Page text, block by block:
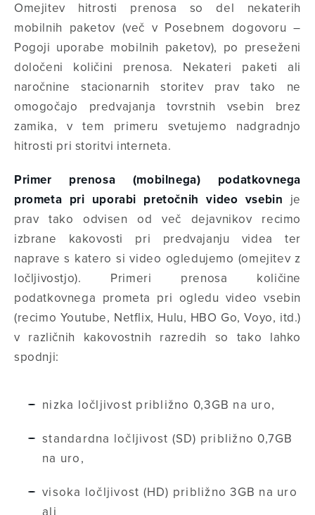
Omejitev hitrosti prenosa so del nekaterih
mobilnih paketov (več v Posebnem dogovoru –
Pogoji uporabe mobilnih paketov), po preseženi
določeni količini prenosa. Nekateri paketi ali
naročnine stacionarnih storitev prav tako ne
omogočajo predvajanja tovrstnih vsebin brez
zamika, v tem primeru svetujemo nadgradnjo
hitrosti pri storitvi interneta.
Primer prenosa (mobilnega) podatkovnega
prometa pri uporabi pretočnih video vsebin je
prav tako odvisen od več dejavnikov recimo
izbrane kakovosti pri predvajanju videa ter
naprave s katero si video ogledujemo (omejitev z
ločljivostjo). Primeri prenosa količine
podatkovnega prometa pri ogledu video vsebin
(recimo Youtube, Netflix, Hulu, HBO Go, Voyo, itd.)
v različnih kakovostnih razredih so tako lahko
spodnji:
nizka ločljivost približno 0,3GB na uro,
standardna ločljivost (SD) približno 0,7GB
na uro,
visoka ločljivost (HD) približno 3GB na uro
ali